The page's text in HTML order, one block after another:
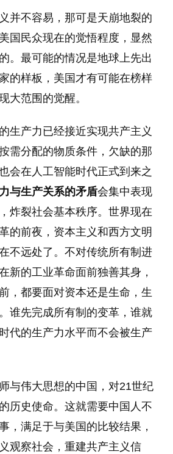
并不容易，那可是天崩地裂的
国民众现在的觉悟程度，显然
。最可能的情况是地球上先出
的样板，美国才有可能在榜样
大范围的觉醒。
生产力已经接近实现共产主义
需分配的物质条件，欠缺的那
会在人工智能时代正式到来之
与生产关系的矛盾会集中表现
炸裂社会基本秩序。世界现在
的前夜，资本主义和西方文明
不远处了。不对传统所有制进
新的工业革命面前独善其身，
，都要面对资本还是生命，生
谁先完成所有制的变革，谁就
代的生产力水平而不会被生产
与伟大思想的中国，对21世纪
历史使命。这就需要中国人不
，满足于与美国的比较结果，
观察社会，重建共产主义信